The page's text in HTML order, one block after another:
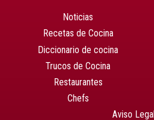
Noticias
Recetas de Cocina
Diccionario de cocina
Trucos de Cocina
Restaurantes
Chefs
Aviso Legal